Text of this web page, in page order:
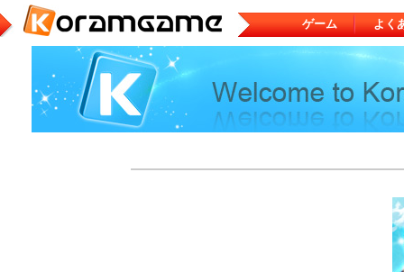
ゲーム よく